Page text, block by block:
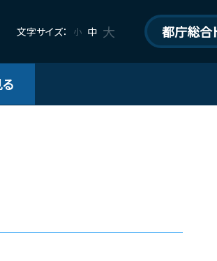
文字サイズ： 小 中 大 都庁総合